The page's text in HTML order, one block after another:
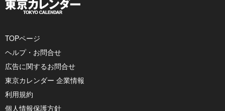
TOPページ
ヘルプ・お問合せ
広告に関するお問合せ
東京カレンダー 企業情報
利用規約
個人情報保護方針